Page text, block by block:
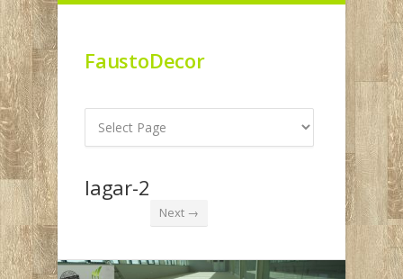
FaustoDecor
lagar-2
Next →